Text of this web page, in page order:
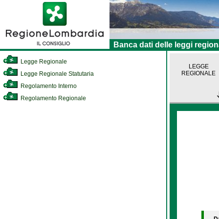
Banca dati delle leggi
Legge Regionale
Legge Regionale Statutaria
Regolamento Interno
Regolamento Regionale
LEGGE
REGIONALE